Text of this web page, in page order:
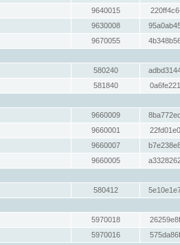
9640015
9630008
9670055
580240
581840
9660009
9660001
9660007
9660005
580412
5970018
5970016